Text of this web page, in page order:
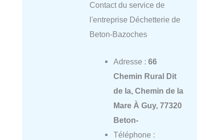
Contact du service de
l'entreprise Déchetterie de
Beton-Bazoches
Adresse : 66
Chemin Rural Dit
de la, Chemin de la
Mare À Guy, 77320
Beton-
Téléphone :